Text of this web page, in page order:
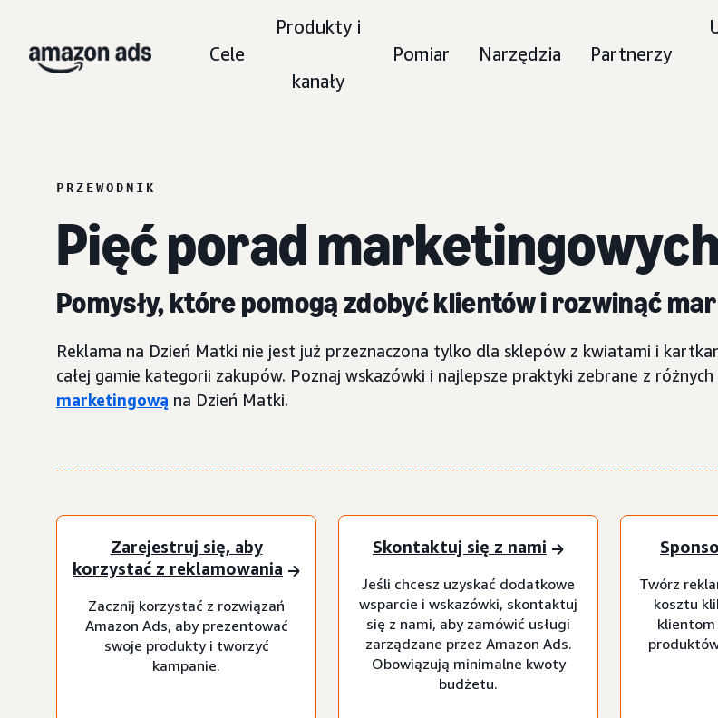
Cele
Produkty i
kanały
Pomiar Narzędzia Partnerzy
PRZEWODNIK
Pięć porad
Pomysły, które pomogą zdobyć klientów i rozwinąć
Reklama na Dzień Matki nie jest już przeznaczona tylko dla sklepów z kwiatami i
całej gamie kategorii zakupów. Poznaj wskazówki i najlepsze praktyki zebrane z
marketingową na Dzień Matki.
Zarejestruj się, aby
korzystać z reklamowania
Zacznij korzystać z rozwiązań
Amazon Ads, aby prezentować
swoje produkty i tworzyć
kampanie.
Skontaktuj się z nami
Jeśli chcesz uzyskać dodatkowe
wsparcie i wskazówki, skontaktuj
się z nami, aby zamówić usługi
zarządzane przez Amazon Ads.
Obowiązują minimalne kwoty
budżetu.
Twórz
kosztu
klientom